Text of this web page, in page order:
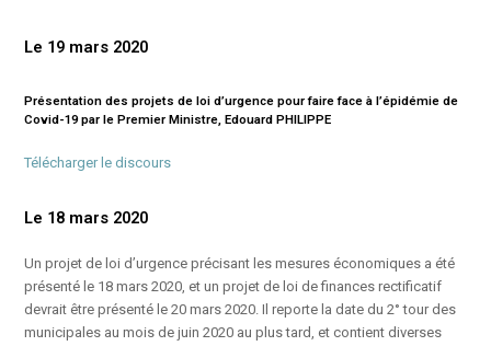
Le 19 mars 2020
Présentation des projets de loi d’urgence pour faire face à l’épidémie de
Covid-19 par le Premier Ministre, Edouard PHILIPPE
Télécharger le discours
Le 18 mars 2020
Un projet de loi d’urgence précisant les mesures économiques a été
présenté le 18 mars 2020, et un projet de loi de finances rectificatif
devrait être présenté le 20 mars 2020. Il reporte la date du 2° tour des
municipales au mois de juin 2020 au plus tard, et contient diverses